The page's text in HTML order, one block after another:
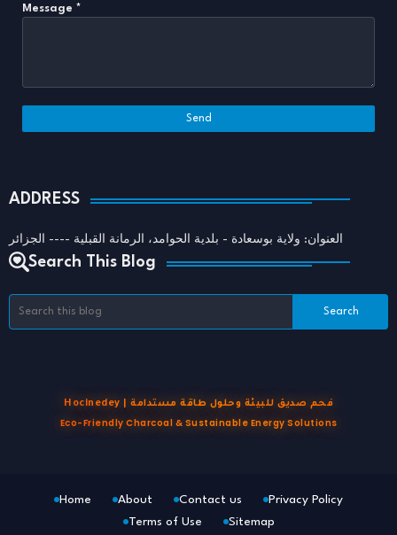
Message *
ADDRESS
العنوان: ولاية بوسعادة - بلدية الحوامد، الرمانة القبلية ---- الجزائر
Search This Blog
Hocinedey | فحم صديق للبيئة وحلول طاقة مستدامة
Eco-Friendly Charcoal & Sustainable Energy Solutions
Home About Contact us
Privacy Policy
Terms of Use
Sitemap